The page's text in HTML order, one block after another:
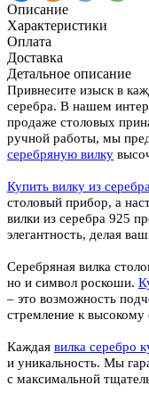
Описание
Характеристики
Оплата
Доставка
Детальное описание
Привнесите изыск в
серебра. В нашем
продаже столовых
ручной работы, мы
серебряную вилку
Купить вилку из серебра
столовый прибор, а
вилки из серебра 925
элегантность, делая
Серебряная вилка
но и символ роскоши.
– это возможность
стремление к высокому
Каждая вилка серебро
и уникальность. Мы
с максимальной